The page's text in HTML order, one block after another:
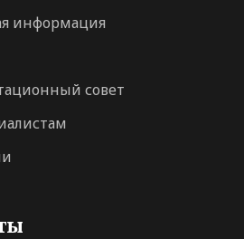
информация
совет